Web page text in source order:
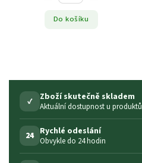
Do košíku
✓ Zboží skutečně skladem
Aktuální dostupnost u produktů
24 Rychlé odeslání
Obvykle do 24 hodin